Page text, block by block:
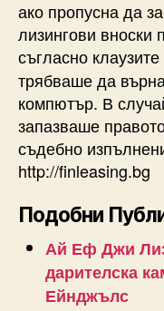
ако пропусна да
лизингови вноски
съгласно
трябваше да
компютър. В
запазваше
съдебно
http://finleasing.bg
Подобни
Ай Еф Джи
дарителска
Ейнджълс